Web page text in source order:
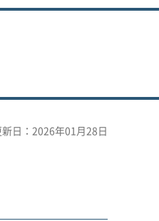
日：2026年01月28日